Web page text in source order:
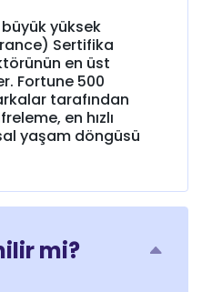
yüksek
Sertifika
en üst
Fortune 500
tarafından
en hızlı
yaşam döngüsü
mi?